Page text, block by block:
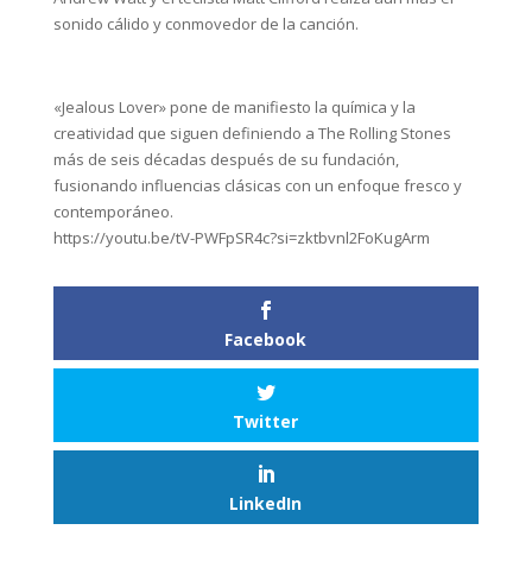
sonido cálido y conmovedor de la canción.
«Jealous Lover» pone de manifiesto la química y la
creatividad que siguen definiendo a The Rolling Stones
más de seis décadas después de su fundación,
fusionando influencias clásicas con un enfoque fresco y
contemporáneo.
https://youtu.be/tV-PWFpSR4c?si=zktbvnl2FoKugArm
Facebook
Twitter
LinkedIn